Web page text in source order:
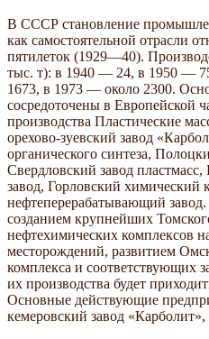
В СССР становление
как самостоятельной отрасли
пятилеток (1929—40).
тыс. т): в 1940 — 24, в 1950 —
1673, в 1973 — около 2300.
сосредоточены в Европейской
производства Пластические
орехово-зуевский завод
органического синтеза,
Свердловский завод
завод, Горловский химический
нефтеперерабатывающий завод.
созданием крупнейших
нефтехимических комплексов
месторождений, развитием
комплекса и соответствующих
их производства будет
Основные действующие
кемеровский завод